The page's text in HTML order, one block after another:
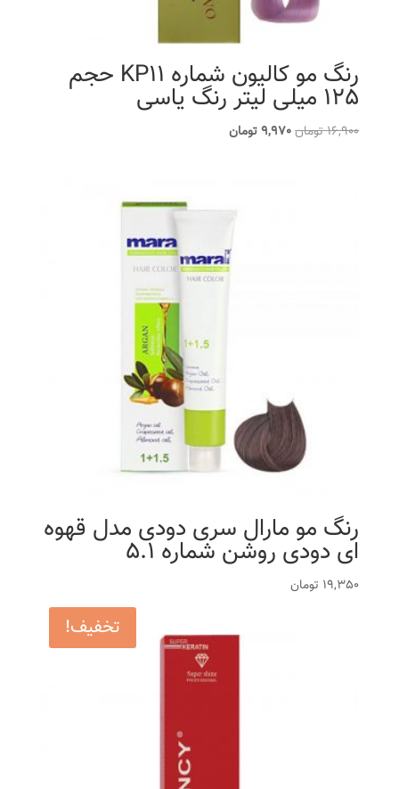
رنگ مو کالیون شماره KP11 حجم
125 میلی لیتر رنگ یاسی
16,900تومانقیمت
9,970تومانقیمت
رنگ مو مارال سری دودی مدل قهوه
ای دودی روشن شماره 5.1
19,350 تومان
تخفیف!